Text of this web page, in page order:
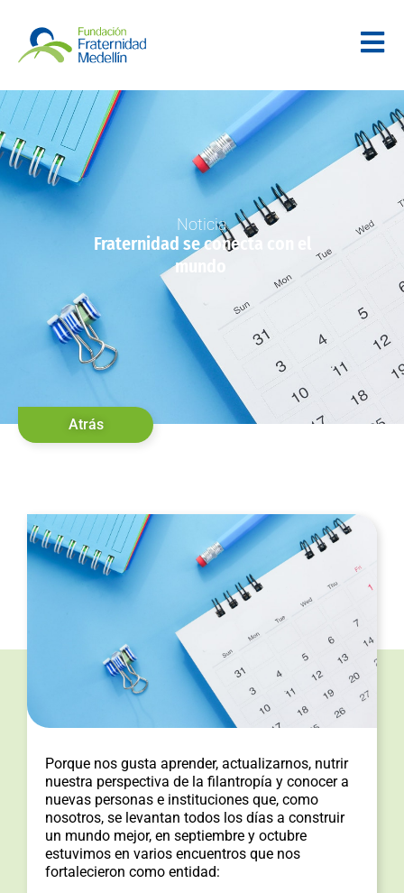
Noticia
Fraternidad se conecta con el
mundo
Atrás
Porque nos gusta aprender, actualizarnos, nutrir
nuestra perspectiva de la filantropía y conocer a
nuevas personas e instituciones que, como
nosotros, se levantan todos los días a construir
un mundo mejor, en septiembre y octubre
estuvimos en varios encuentros que nos
fortalecieron como entidad: